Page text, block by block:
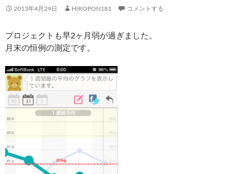
2013年4月29日 HIROPON181 コメントする
プロジェクトも早2ヶ月弱が過ぎました。
月末の恒例の測定です。